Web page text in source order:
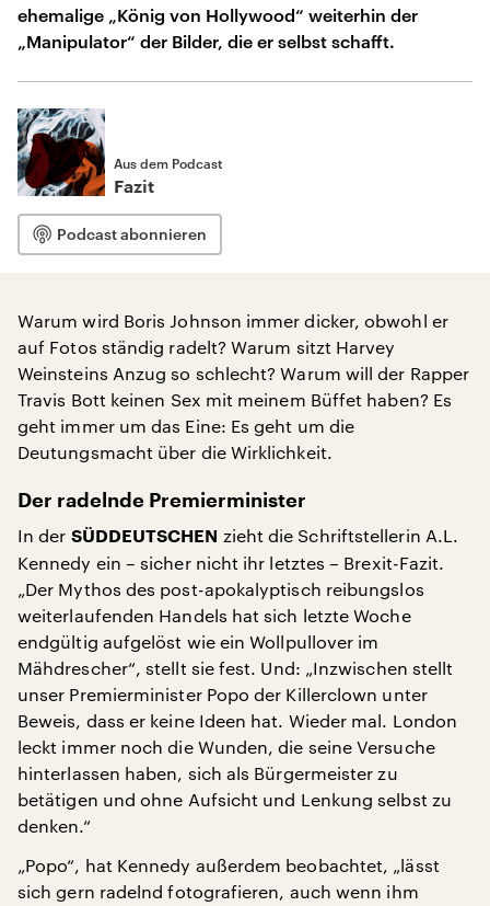
ehemalige „König von Hollywood“ weiterhin der
„Manipulator“ der Bilder, die er selbst schafft.
Aus dem Podcast
Fazit
Podcast abonnieren
Warum wird Boris Johnson immer dicker, obwohl er
auf Fotos ständig radelt? Warum sitzt Harvey
Weinsteins Anzug so schlecht? Warum will der Rapper
Travis Bott keinen Sex mit meinem Büffet haben? Es
geht immer um das Eine: Es geht um die
Deutungsmacht über die Wirklichkeit.
Der radelnde Premierminister
In der SÜDDEUTSCHEN zieht die Schriftstellerin A.L.
Kennedy ein – sicher nicht ihr letztes – Brexit-Fazit.
„Der Mythos des post-apokalyptisch reibungslos
weiterlaufenden Handels hat sich letzte Woche
endgültig aufgelöst wie ein Wollpullover im
Mähdrescher“, stellt sie fest. Und: „Inzwischen stellt
unser Premierminister Popo der Killerclown unter
Beweis, dass er keine Ideen hat. Wieder mal. London
leckt immer noch die Wunden, die seine Versuche
hinterlassen haben, sich als Bürgermeister zu
betätigen und ohne Aufsicht und Lenkung selbst zu
denken.“
„Popo“, hat Kennedy außerdem beobachtet, „lässt
sich gern radelnd fotografieren, auch wenn ihm